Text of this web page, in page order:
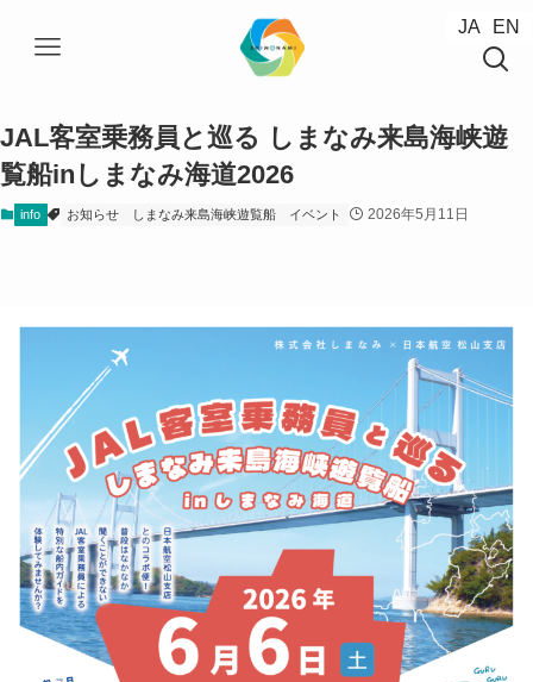
JAL客室乗務員と巡る しまなみ来島海峡遊
覧船inしまなみ海道2026
info お知らせ しまなみ来島海峡遊覧船 イベント 2026年5月11日
JA EN
JA EN